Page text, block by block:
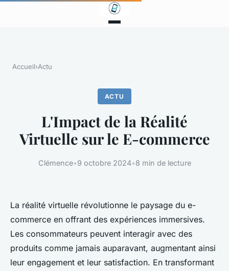
Accueil›Actu
ACTU
L'Impact de la Réalité
Virtuelle sur le E-commerce
Clémence•9 octobre 2024•8 min de lecture
La réalité virtuelle révolutionne le paysage du e-
commerce en offrant des expériences immersives.
Les consommateurs peuvent interagir avec des
produits comme jamais auparavant, augmentant ainsi
leur engagement et leur satisfaction. En transformant